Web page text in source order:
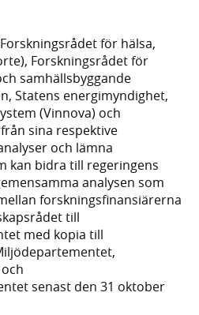
för hälsa,
Forskningsrådet för
samhällsbyggande
Statens energimyndighet,
(Vinnova) och
sina respektive
och lämna
kan bidra till regeringens
analysen som
forskningsfinansiärerna
till
med kopia till
senast den 31 oktober